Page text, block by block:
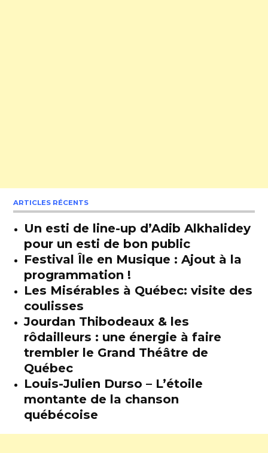
ARTICLES RÉCENTS
Un esti de line-up d’Adib Alkhalidey
pour un esti de bon public
Festival Île en Musique : Ajout à la
programmation !
Les Misérables à Québec: visite des
coulisses
Jourdan Thibodeaux & les
rôdailleurs : une énergie à faire
trembler le Grand Théâtre de
Québec
Louis-Julien Durso – L’étoile
montante de la chanson
québécoise